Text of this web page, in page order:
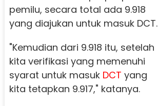
pemilu, secara total ada 9.918
yang diajukan untuk masuk DCT.
"Kemudian dari 9.918 itu, setelah
kita verifikasi yang memenuhi
syarat untuk masuk DCT yang
kita tetapkan 9.917," katanya.